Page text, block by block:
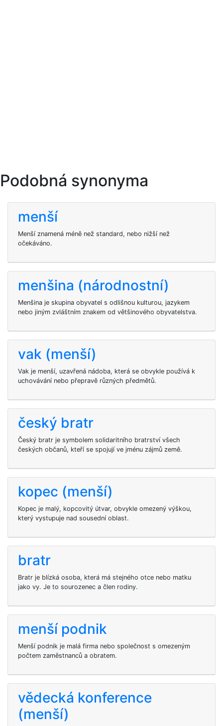
Podobná synonyma
menší
Menší znamená méně než standard, nebo nižší než
očekáváno.
menšina (národnostní)
Menšina je skupina obyvatel s odlišnou kulturou, jazykem
nebo jiným zvláštním znakem od většinového obyvatelstva.
vak (menší)
Vak je menší, uzavřená nádoba, která se obvykle používá k
uchovávání nebo přepravě různých předmětů.
český bratr
Český bratr je symbolem solidaritního bratrství všech
českých občanů, kteří se spojují ve jménu zájmů země.
kopec (menší)
Kopec je malý, kopcovitý útvar, obvykle omezený výškou,
který vystupuje nad sousední oblast.
bratr
Bratr je blízká osoba, která má stejného otce nebo matku
jako vy. Je to sourozenec a člen rodiny.
menší podnik
Menší podnik je malá firma nebo společnost s omezeným
počtem zaměstnanců a obratem.
vědecká konference
(menší)